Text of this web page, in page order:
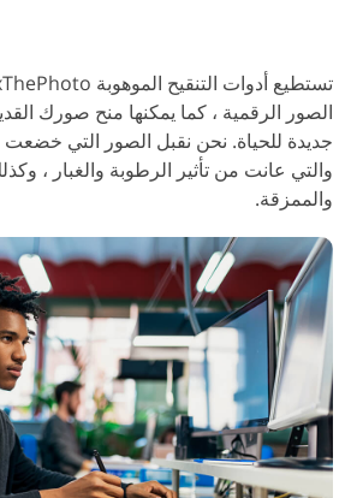
الصور الرقمية ، كما يمكنها منح صورك
جديدة للحياة. نحن نقبل الصور التي خضعت
والتي عانت من تأثير الرطوبة والغبار ،
والممزقة.